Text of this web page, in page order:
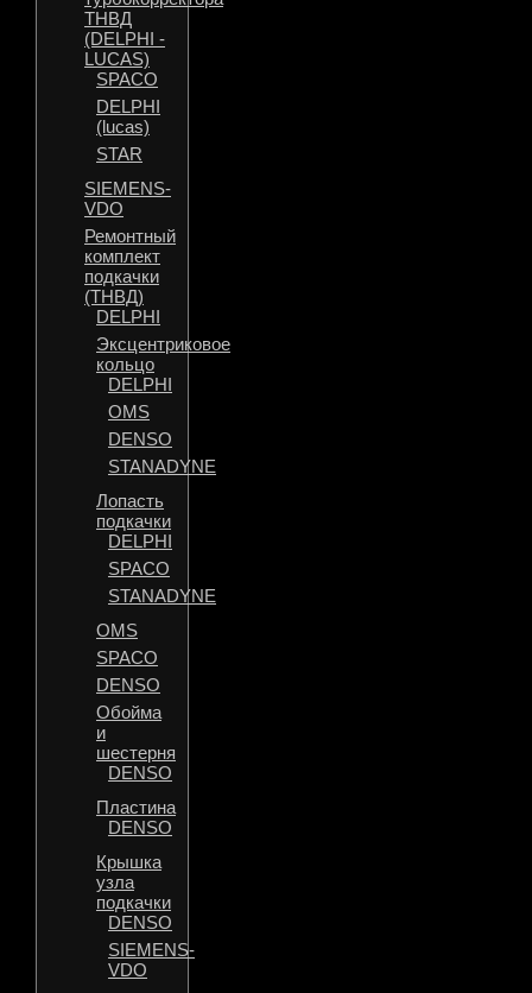
ТНВД
(DELPHI -
LUCAS)
SPACO
DELPHI
(lucas)
STAR
SIEMENS-
VDO
Ремонтный
комплект
подкачки
(ТНВД)
DELPHI
Эксцентриковое
кольцо
DELPHI
OMS
DENSO
STANADYNE
Лопасть
подкачки
DELPHI
SPACO
STANADYNE
OMS
SPACO
DENSO
Обойма
и
шестерня
DENSO
Пластина
DENSO
Крышка
узла
подкачки
DENSO
SIEMENS-
VDO